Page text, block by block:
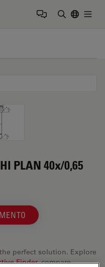
PLAN 40x/0,65
perfect solution. Explore
Finder, compare